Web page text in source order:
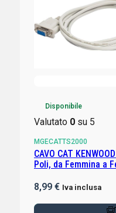
Disponibile
Valutato 0su 5
MGECATTS2000
CAVO CAT
Poli, da Femmina a
8,99 € Iva inclusa